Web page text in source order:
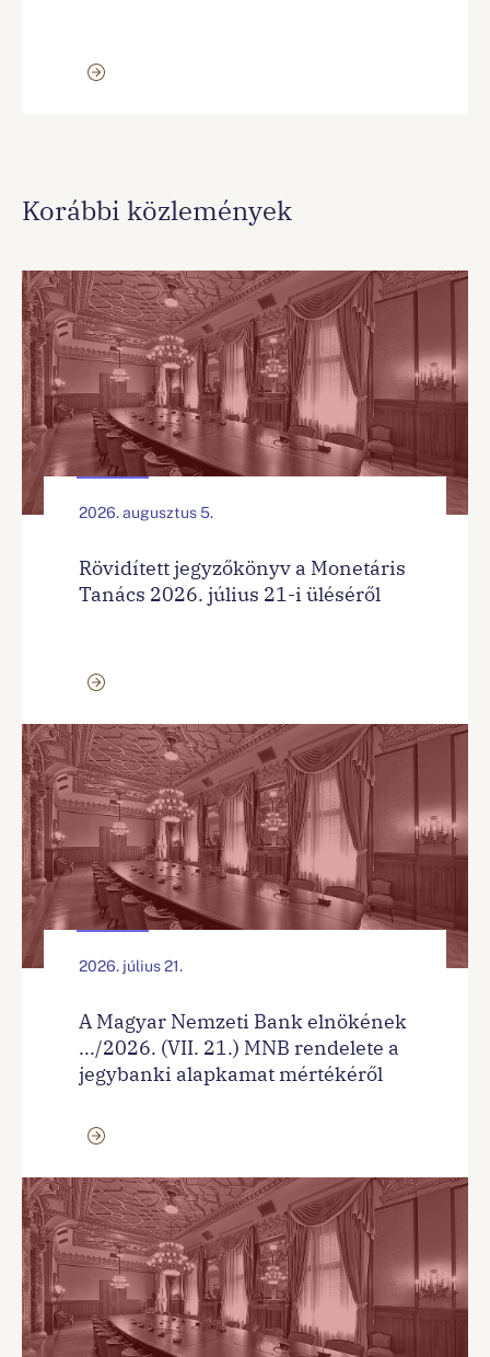
Korábbi közlemények
2026. augusztus 5.
Rövidített jegyzőkönyv a Monetáris
Tanács 2026. július 21-i üléséről
2026. július 21.
A Magyar Nemzeti Bank elnökének
.../2026. (VII. 21.) MNB rendelete a
jegybanki alapkamat mértékéről